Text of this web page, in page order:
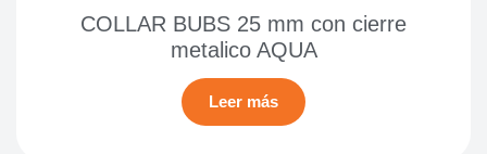
COLLAR BUBS 25 mm con cierre
metalico AQUA
Leer más